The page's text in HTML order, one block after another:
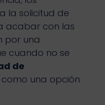
la solicitud de
acabar con las
por una
cuando no se
de
una opción